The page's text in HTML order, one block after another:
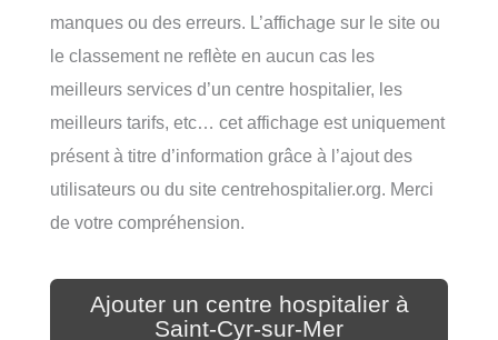
manques ou des erreurs. L’affichage sur le site ou
le classement ne reflète en aucun cas les
meilleurs services d’un centre hospitalier, les
meilleurs tarifs, etc… cet affichage est uniquement
présent à titre d’information grâce à l’ajout des
utilisateurs ou du site centrehospitalier.org. Merci
de votre compréhension.
Ajouter un centre hospitalier à
Saint-Cyr-sur-Mer